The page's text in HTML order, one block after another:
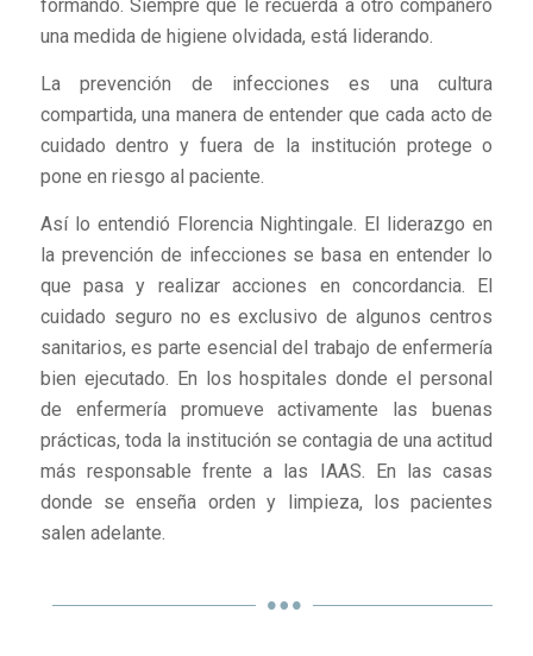
formando. Siempre que le recuerda a otro compañero
una medida de higiene olvidada, está liderando.
La prevención de infecciones es una cultura
compartida, una manera de entender que cada acto de
cuidado dentro y fuera de la institución protege o
pone en riesgo al paciente.
Así lo entendió Florencia Nightingale. El liderazgo en
la prevención de infecciones se basa en entender lo
que pasa y realizar acciones en concordancia. El
cuidado seguro no es exclusivo de algunos centros
sanitarios, es parte esencial del trabajo de enfermería
bien ejecutado. En los hospitales donde el personal
de enfermería promueve activamente las buenas
prácticas, toda la institución se contagia de una actitud
más responsable frente a las IAAS. En las casas
donde se enseña orden y limpieza, los pacientes
salen adelante.